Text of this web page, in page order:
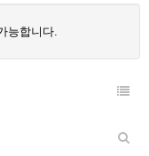
능합니다.